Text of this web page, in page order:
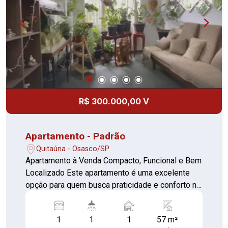
público. Possui fácil acesso ás principais vias da
cidade, próximo a pontos de interesse da região,
como estão de Trem de Osasco e Presidente
Altino, terminal de ônibus, Shoppings Center,
Mercado Municipal de Osasco.
R$ 300.000,00 V
Apartamento - Padrão
Quitaúna - Osasco/SP
Apartamento à Venda Compacto, Funcional e Bem
Localizado Este apartamento é uma excelente
opção para quem busca praticidade e conforto no
vaga de estacionamento, o imóvel oferece tudo o
que você precisa em um espaço compacto e
1 1 1 57 m²